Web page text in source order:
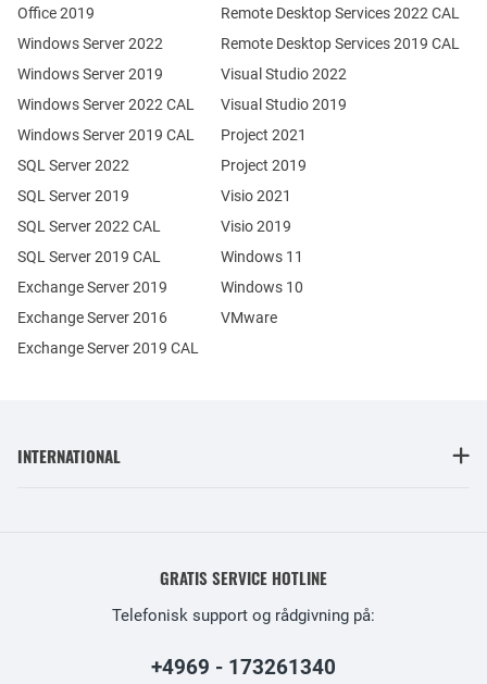
Office 2019
Windows Server 2022
Windows Server 2019
Exchange Server 2019
Exchange Server 2016
SQL Server 2022
SQL Server 2019
Windows Server 2022 CAL
Windows Server 2019 CAL
SQL Server 2022 CAL
SQL Server 2019 CAL
Remote Desktop Services 2022 CAL
Remote Desktop Services 2019 CAL
Exchange Server 2019 CAL
Visual Studio 2022
Visual Studio 2019
Project 2021
Project 2019
Visio 2021
Visio 2019
Windows 11
Windows 10
VMware
INTERNATIONAL
GRATIS SERVICE HOTLINE
Telefonisk support og rådgivning på:
+4969 - 173261340